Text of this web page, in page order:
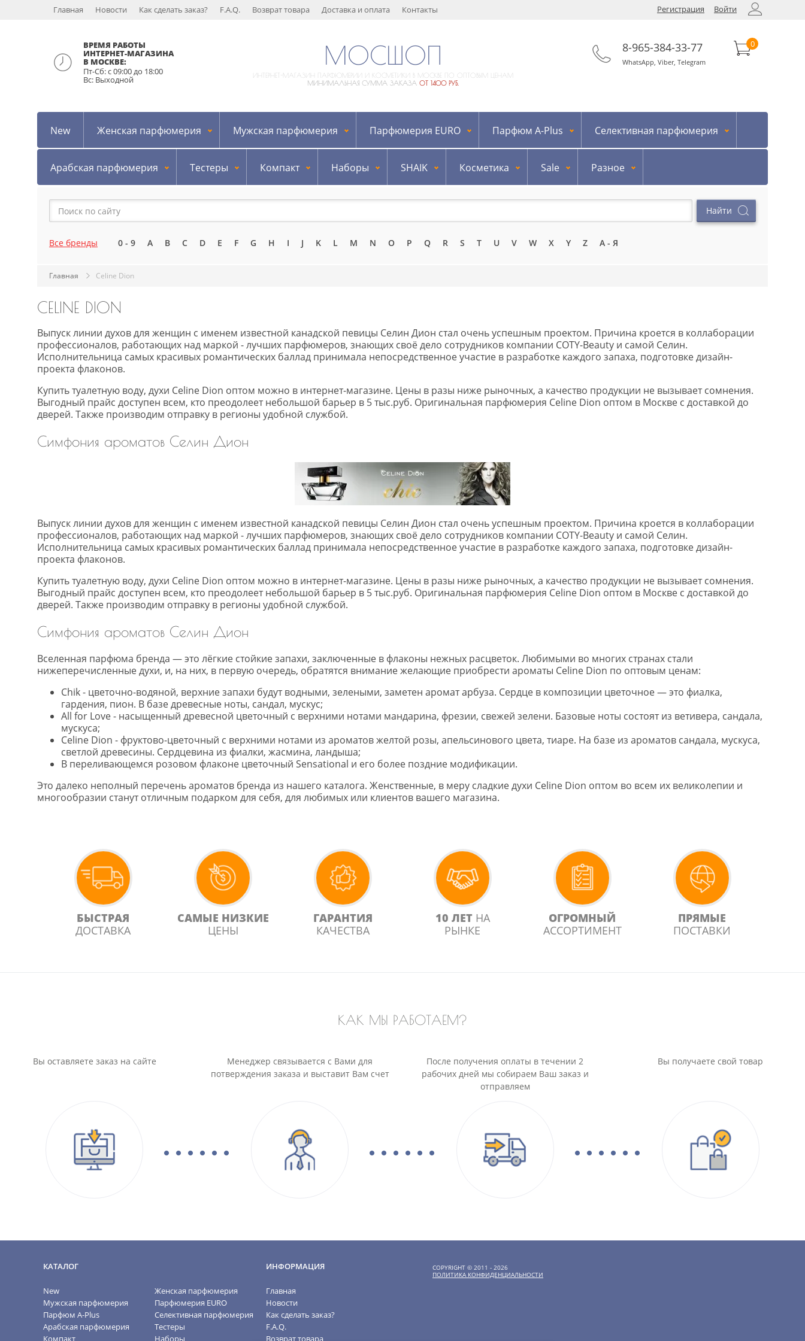
Регистрация Войти
Главная Новости Как сделать заказ? F.A.Q. Возврат товара Доставка и оплата Контакты
ВРЕМЯ РАБОТЫ
ИНТЕРНЕТ-МАГАЗИНА
В МОСКВЕ:
Пт-Сб: с 09:00 до 18:00
Вс: Выходной
МОСШОП
ИНТЕРНЕТ-МАГАЗИН ПАРФЮМЕРИИ И КОСМЕТИКИ В МОСКВЕ ПО ОПТОВЫМ ЦЕНАМ
МИНИМАЛЬНАЯ СУММА ЗАКАЗА ОТ 1400 РУБ.
8-965-384-33-77
WhatsApp, Viber, Telegram
0
New Женская парфюмерия Мужская парфюмерия Парфюмерия EURO Парфюм A-Plus Селективная парфюмерия
Арабская парфюмерия Тестеры Компакт Наборы SHAIK Косметика Sale Разное
Все бренды 0 - 9 A B C D E F G H I J K L M N O P Q R S T U V W X Y Z А - Я
Главная Celine Dion
CELINE DION
Выпуск линии духов для женщин с именем известной канадской певицы Селин Дион стал очень успешным проектом. Причина кроется в коллаборации
профессионалов, работающих над маркой - лучших парфюмеров, знающих своё дело сотрудников компании COTY-Beauty и самой Селин.
Исполнительница самых красивых романтических баллад принимала непосредственное участие в разработке каждого запаха, подготовке дизайн-
проекта флаконов.
Купить туалетную воду, духи Celine Dion оптом можно в интернет-магазине. Цены в разы ниже рыночных, а качество продукции не вызывает сомнения.
Выгодный прайс доступен всем, кто преодолеет небольшой барьер в 5 тыс.руб. Оригинальная парфюмерия Celine Dion оптом в Москве с доставкой до
дверей. Также производим отправку в регионы удобной службой.
Симфония ароматов Селин Дион
Выпуск линии духов для женщин с именем известной канадской певицы Селин Дион стал очень успешным проектом. Причина кроется в коллаборации
профессионалов, работающих над маркой - лучших парфюмеров, знающих своё дело сотрудников компании COTY-Beauty и самой Селин.
Исполнительница самых красивых романтических баллад принимала непосредственное участие в разработке каждого запаха, подготовке дизайн-
проекта флаконов.
Купить туалетную воду, духи Celine Dion оптом можно в интернет-магазине. Цены в разы ниже рыночных, а качество продукции не вызывает сомнения.
Выгодный прайс доступен всем, кто преодолеет небольшой барьер в 5 тыс.руб. Оригинальная парфюмерия Celine Dion оптом в Москве с доставкой до
дверей. Также производим отправку в регионы удобной службой.
Симфония ароматов Селин Дион
Вселенная парфюма бренда — это лёгкие стойкие запахи, заключенные в флаконы нежных расцветок. Любимыми во многих странах стали
нижеперечисленные духи, и, на них, в первую очередь, обратятся внимание желающие приобрести ароматы Celine Dion по оптовым ценам:
Chik - цветочно-водяной, верхние запахи будут водными, зелеными, заметен аромат арбуза. Сердце в композиции цветочное — это фиалка,
гардения, пион. В базе древесные ноты, сандал, мускус;
All for Love - насыщенный древесной цветочный с верхними нотами мандарина, фрезии, свежей зелени. Базовые ноты состоят из ветивера, сандала,
мускуса;
Celine Dion - фруктово-цветочный с верхними нотами из ароматов желтой розы, апельсинового цвета, тиаре. На базе из ароматов сандала, мускуса,
светлой древесины. Сердцевина из фиалки, жасмина, ландыша;
В переливающемся розовом флаконе цветочный Sensational и его более поздние модификации.
Это далеко неполный перечень ароматов бренда из нашего каталога. Женственные, в меру сладкие духи Celine Dion оптом во всем их великолепии и
многообразии станут отличным подарком для себя, для любимых или клиентов вашего магазина.
БЫСТРАЯ
ДОСТАВКА
САМЫЕ НИЗКИЕ
ЦЕНЫ
ГАРАНТИЯ
КАЧЕСТВА
10 ЛЕТ НА
РЫНКЕ
ОГРОМНЫЙ
АССОРТИМЕНТ
ПРЯМЫЕ
ПОСТАВКИ
КАК МЫ РАБОТАЕМ?
Вы оставляете заказ на сайте
Менеджер связывается с Вами для
потверждения заказа и выставит Вам счет
После получения оплаты в течении 2
рабочих дней мы собираем Ваш заказ и
отправляем
Вы получаете свой товар
КАТАЛОГ
New
Женская парфюмерия
Мужская парфюмерия
Парфюмерия EURO
Парфюм A-Plus
Селективная парфюмерия
Арабская парфюмерия
Тестеры
ИНФОРМАЦИЯ
Главная
Новости
Как сделать заказ?
F.A.Q.
COPYRIGHT © 2011 - 2026
ПОЛИТИКА КОНФИДЕНЦИАЛЬНОСТИ